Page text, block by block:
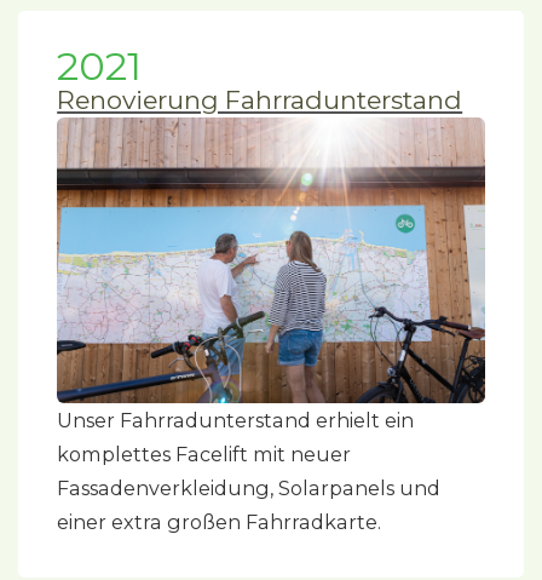
2021
Renovierung Fahrradunterstand
Unser Fahrradunterstand erhielt ein
komplettes Facelift mit neuer
Fassadenverkleidung, Solarpanels und
einer extra großen Fahrradkarte.